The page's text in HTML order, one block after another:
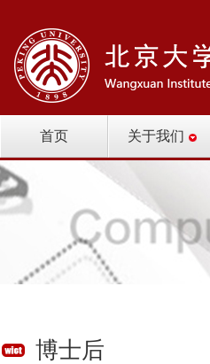
首页 关于我们
博士后